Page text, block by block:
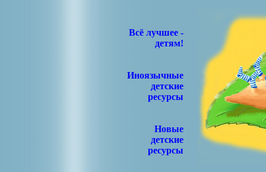
Всё лучшее -
детям!
Иноязычные
детские
ресурсы
Новые
детские
ресурсы